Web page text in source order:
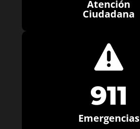
Atención
Ciudadana

911
Emergencias